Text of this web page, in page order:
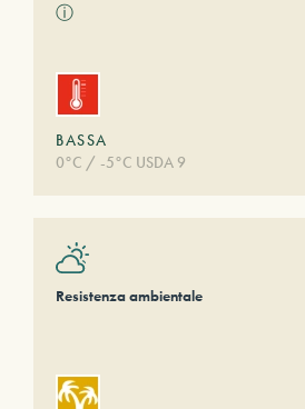
ⓘ
BASSA
0°C / -5°C USDA 9
Resistenza ambientale